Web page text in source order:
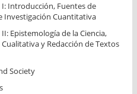
Introducción, Fuentes de
Investigación Cuantitativa
Epistemología de la Ciencia,
y Redacción de Textos
Society